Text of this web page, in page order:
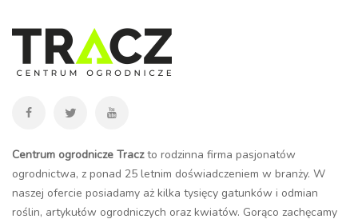
Centrum ogrodnicze Traczto rodzinna firma pasjonatów
ogrodnictwa, z ponad 25 letnim doświadczeniem w branży. W
naszej ofercie posiadamy aż kilka tysięcy gatunków i odmian
roślin, artykułów ogrodniczych oraz kwiatów. Gorąco zachęcamy